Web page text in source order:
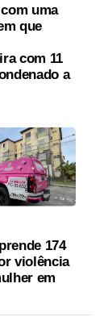
uma
que
com 11
a
174
violência
em